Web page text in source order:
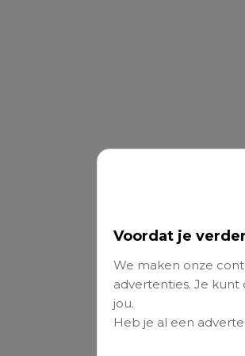
Voordat je
We maken onze
advertenties. Je kunt
jou.
Heb je al een